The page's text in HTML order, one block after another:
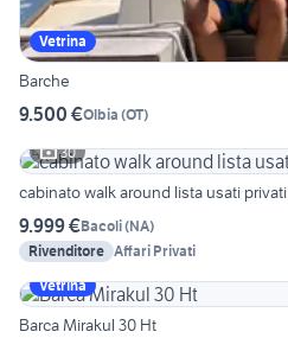
Vetrina
Barche
9.500 €Olbia (OT)
30
cabinato walk around lista usati privati
9.999 €Bacoli(NA)
Rivenditore Affari Privati
Vetrina
Barca Mirakul 30 Ht